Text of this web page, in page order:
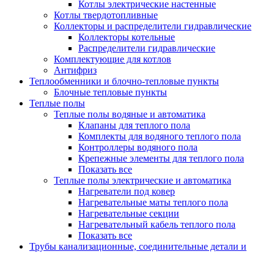
Котлы электрические настенные
Котлы твердотопливные
Коллекторы и распределители гидравлические
Коллекторы котельные
Распределители гидравлические
Комплектующие для котлов
Антифриз
Теплообменники и блочно-тепловые пункты
Блочные тепловые пункты
Теплые полы
Теплые полы водяные и автоматика
Клапаны для теплого пола
Комплекты для водяного теплого пола
Контроллеры водяного пола
Крепежные элементы для теплого пола
Показать все
Теплые полы электрические и автоматика
Нагреватели под ковер
Нагревательные маты теплого пола
Нагревательные секции
Нагревательный кабель теплого пола
Показать все
Трубы канализационные, соединительные детали и